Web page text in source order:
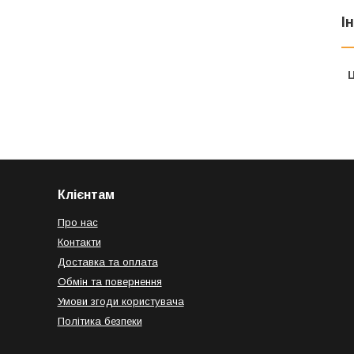
Клієнтам
Про нас
Контакти
Доставка та оплата
Обмін та повернення
Умови згоди користувача
Політика безпеки